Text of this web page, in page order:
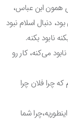
همون ابن عباس،
اسلام نبود
نابود بکنه.
می‌کنه، کار رو
چرا فلان چرا
شما